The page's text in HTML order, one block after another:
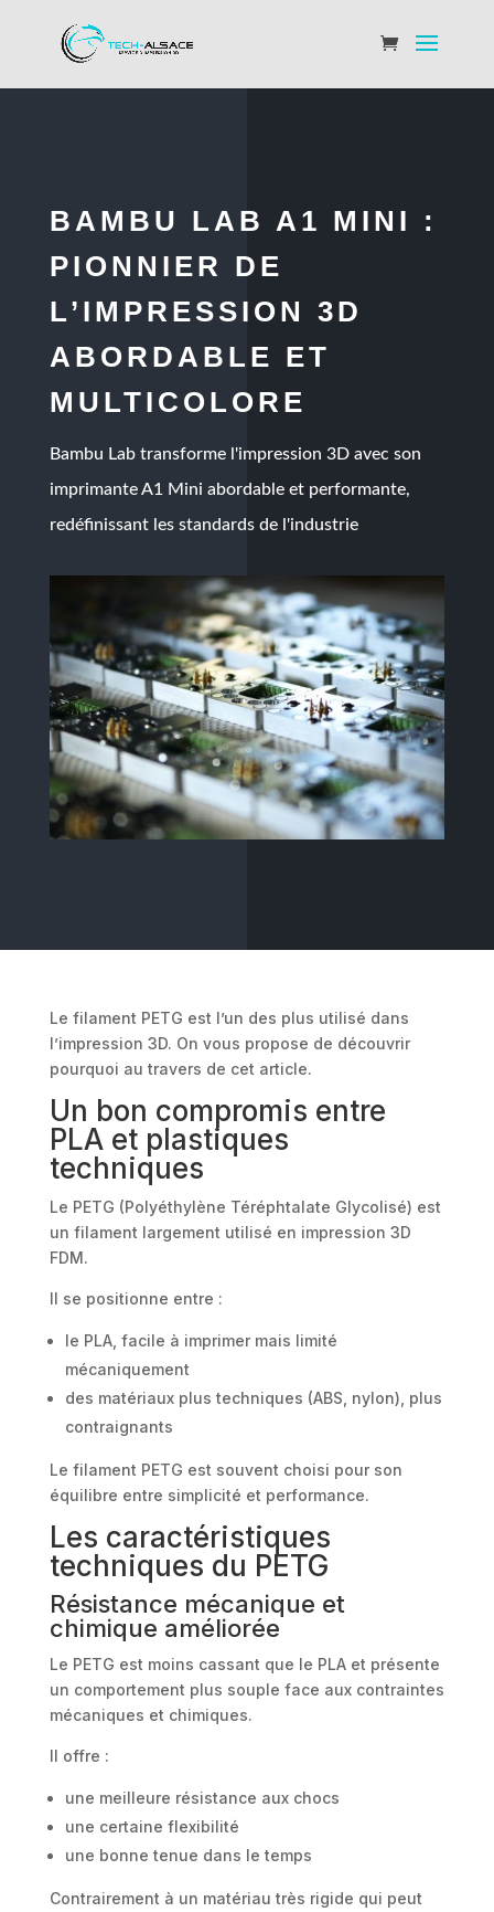
BAMBU LAB A1 MINI :
PIONNIER DE
L’IMPRESSION 3D
ABORDABLE ET
MULTICOLORE
Bambu Lab transforme l'impression 3D avec son
imprimante A1 Mini abordable et performante,
redéfinissant les standards de l'industrie
Le filament PETG est l’un des plus utilisé dans
l’impression 3D. On vous propose de découvrir
pourquoi au travers de cet article.
Un bon compromis entre
PLA et plastiques
techniques
Le PETG (Polyéthylène Téréphtalate Glycolisé) est
un filament largement utilisé en impression 3D
FDM.
Il se positionne entre :
le PLA, facile à imprimer mais limité
mécaniquement
des matériaux plus techniques (ABS, nylon), plus
contraignants
Le filament PETG est souvent choisi pour son
équilibre entre simplicité et performance.
Les caractéristiques
techniques du PETG
Résistance mécanique et
chimique améliorée
Le PETG est moins cassant que le PLA et présente
un comportement plus souple face aux contraintes
mécaniques et chimiques.
Il offre :
une meilleure résistance aux chocs
une certaine flexibilité
une bonne tenue dans le temps
Contrairement à un matériau très rigide qui peut